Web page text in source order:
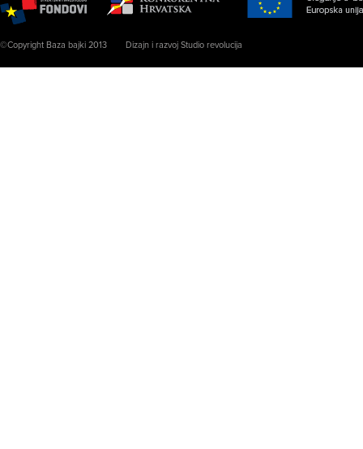
©Copyright Baza bajki 2013 Dizajn i razvoj Studio revolucija